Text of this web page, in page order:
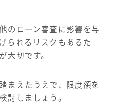
のローン審査に影響を与
られるリスクもあるた
大切です。
まえたうえで、限度額を
討しましょう。